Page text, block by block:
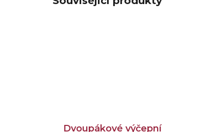
Dvoupákové výčepní